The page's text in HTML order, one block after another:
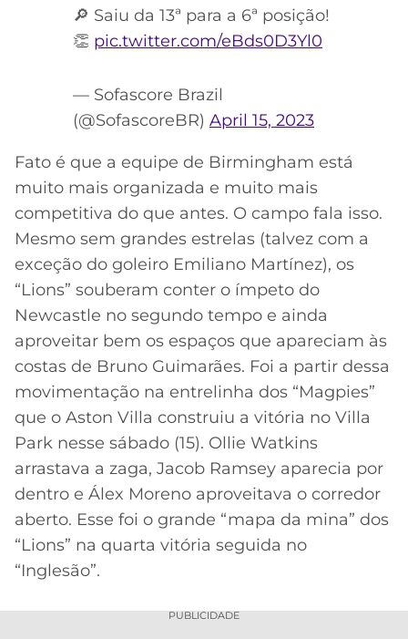
🔎 Saiu da 13ª para a 6ª posição!
👏 pic.twitter.com/eBds0D3Yl0
— Sofascore Brazil
(@SofascoreBR) April 15, 2023
Fato é que a equipe de Birmingham está
muito mais organizada e muito mais
competitiva do que antes. O campo fala isso.
Mesmo sem grandes estrelas (talvez com a
exceção do goleiro Emiliano Martínez), os
“Lions” souberam conter o ímpeto do
Newcastle no segundo tempo e ainda
aproveitar bem os espaços que apareciam às
costas de Bruno Guimarães. Foi a partir dessa
movimentação na entrelinha dos “Magpies”
que o Aston Villa construiu a vitória no Villa
Park nesse sábado (15). Ollie Watkins
arrastava a zaga, Jacob Ramsey aparecia por
dentro e Álex Moreno aproveitava o corredor
aberto. Esse foi o grande “mapa da mina” dos
“Lions” na quarta vitória seguida no
“Inglesão”.
PUBLICIDADE